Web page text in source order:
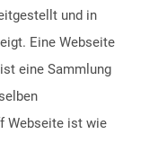
und in
Eine Webseite
eine Sammlung
Webseite ist wie